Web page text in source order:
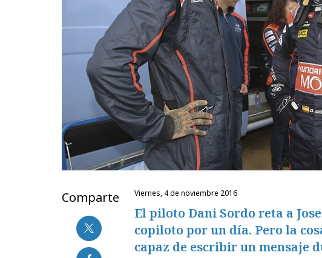
Comparte viernes, 4 de noviembre 2016
El piloto Dani Sordo reta a
copiloto por un día. Pero la
capaz de escribir un mensaje